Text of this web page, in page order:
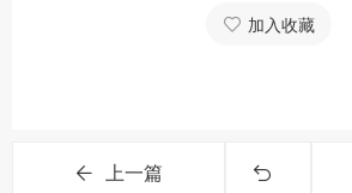
加入收藏
上一篇